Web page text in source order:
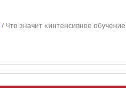
/ Что значит «интенсивное